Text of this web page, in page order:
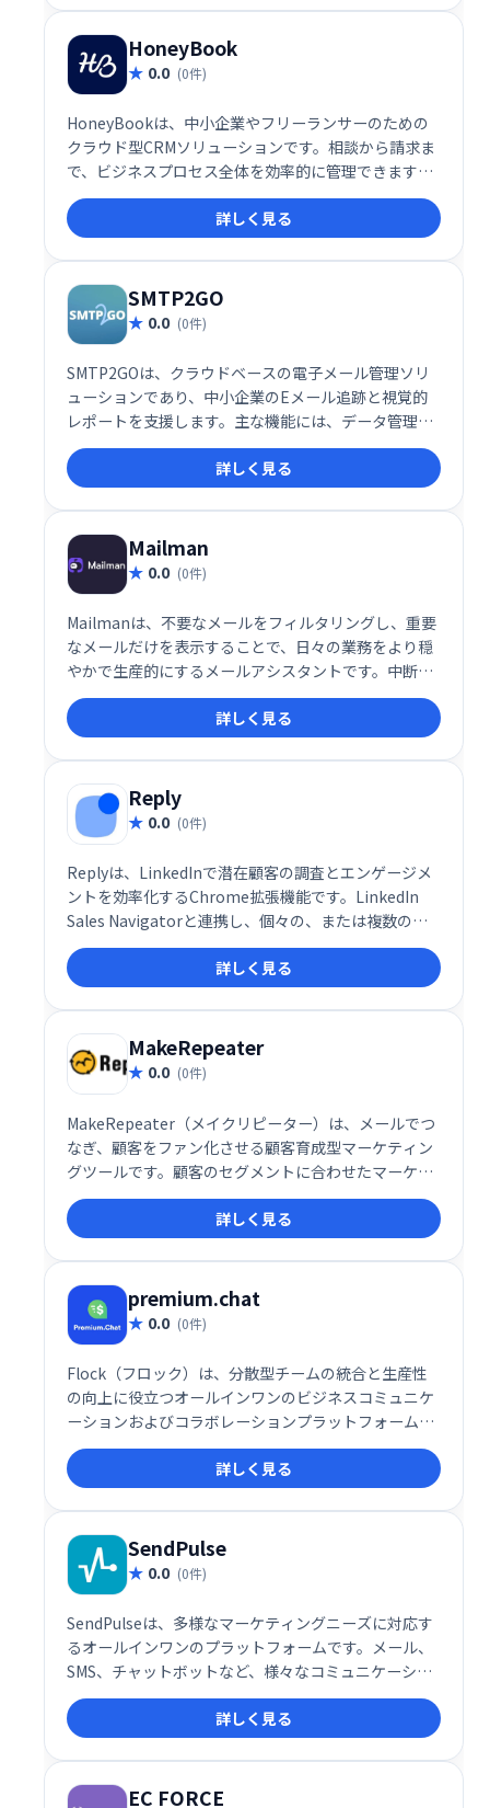
します。
HoneyBook
0.0 (0件)
HoneyBookは、中小企業やフリーランサーのための
クラウド型CRMソリューションです。相談から請求ま
で、ビジネスプロセス全体を効率的に管理できます。
プロジェクト管理、顧客予約、請求書発行、オンライ
ン契約、支払い管理など、ビジネスに必要な機能をワ
ンストップで提供。スムーズなワークフローを実現
し、生産性を向上させます。
詳しく見る
SMTP2GO
0.0 (0件)
SMTP2GOは、クラウドベースの電子メール管理ソリ
ューションであり、中小企業のEメール追跡と視覚的
レポートを支援します。主な機能には、データ管理、
電子メールモニタリング、ブラックリスト、品質テス
ト、記録管理、電子メール認証、APIなどがありま
す。
詳しく見る
Mailman
0.0 (0件)
Mailmanは、不要なメールをフィルタリングし、重要
なメールだけを表示することで、日々の業務をより穏
やかで生産的にするメールアシスタントです。中断を
最小限に抑え、集中力を高め、効率的なメール管理を
実現します。 煩わしいメールに邪魔されることなく、
大切な業務に集中しましょう。
詳しく見る
Reply
0.0 (0件)
Replyは、LinkedInで潜在顧客の調査とエンゲージメ
ントを効率化するChrome拡張機能です。LinkedIn
Sales Navigatorと連携し、個々の、または複数の見
込み客のメールアドレスを迅速かつ簡単に検索・確認
できます。営業活動の効率化に役立つツールです。
詳しく見る
MakeRepeater
0.0 (0件)
MakeRepeater（メイクリピーター）は、メールでつ
なぎ、顧客をファン化させる顧客育成型マーケティン
グツールです。顧客のセグメントに合わせたマーケテ
ィングアプローチが可能です。Makeshopとの連携が
できます。
詳しく見る
premium.chat
0.0 (0件)
Flock（フロック）は、分散型チームの統合と生産性
の向上に役立つオールインワンのビジネスコミュニケ
ーションおよびコラボレーションプラットフォームで
す。
詳しく見る
SendPulse
0.0 (0件)
SendPulseは、多様なマーケティングニーズに対応す
るオールインワンのプラットフォームです。メール、
SMS、チャットボットなど、様々なコミュニケーショ
ンチャネルを活用したマーケティングキャンペーンを
効率的に実行できます。ユーザーフレンドリーなイン
ターフェースで、初心者にも簡単に利用可能。顧客エ
ンゲージメントを高め、ビジネス成長を促進します。
詳細な分析機能も搭載し、効果測定も容易です。
詳しく見る
EC FORCE